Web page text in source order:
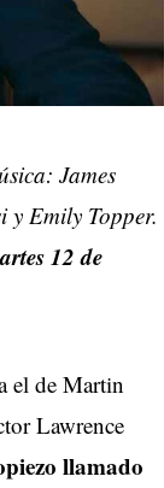
James
y Emily Topper.
12 de
el de Martin
Lawrence
llamado